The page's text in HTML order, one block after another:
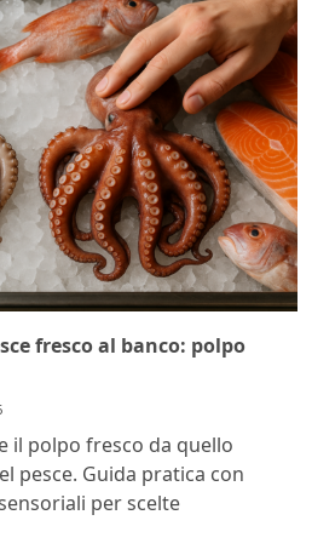
fresco al banco: polpo
il polpo fresco da quello
pesce. Guida pratica con
per scelte